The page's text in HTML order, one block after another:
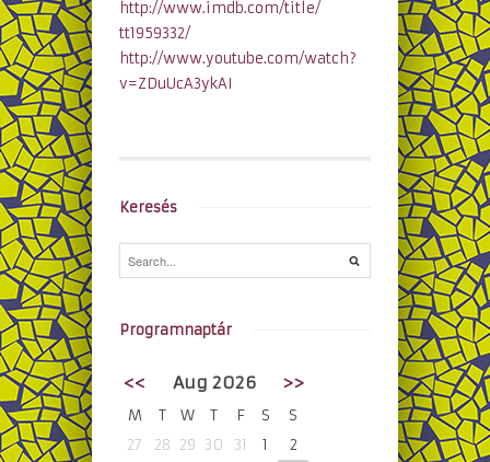
http://www.imdb.com/title/
tt1959332/
http://www.youtube.com/watch?
v=ZDuUcA3ykAI
Keresés
Programnaptár
<< Aug 2026 >>
M T W T F S
S
27
28 29 30 31 1
2